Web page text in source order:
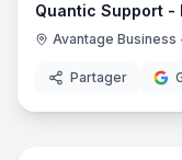
Quantic Support -
Avantage Business
Partager